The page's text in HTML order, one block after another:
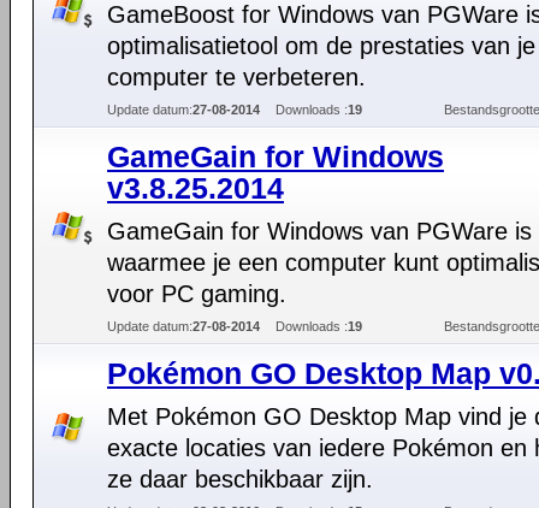
GameBoost for Windows van PGWare
optimalisatietool om de prestaties van je
computer te verbeteren.
Update datum:27-08-2014 Downloads :19
GameGain for Windows
v3.8.25.2014
GameGain for Windows van PGWare is
waarmee je een computer kunt
voor PC gaming.
Update datum:27-08-2014 Downloads :19
Pokémon GO Desktop Map
Met Pokémon GO Desktop Map vind je
exacte locaties van iedere Pokémon en
ze daar beschikbaar zijn.